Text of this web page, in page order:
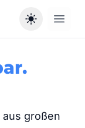
Open
großen